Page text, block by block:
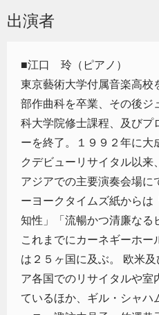
出演者
■江口 玲（ピアノ）
東京藝術大学付属音楽高校
部作曲科を卒業、その後ジ
科大学院修士課程、及びプ
ーを終了。１９９２年に大
クデビューリサイタル以来
アジアでの主要演奏会場に
ーヨークタイムズ紙からは
知性」「流暢かつ清廉なる
これまでにカーネギーホー
は２５ヶ国に及ぶ。 欧米
ア各国でのリサイタルや室
ているほか、ギル・シャハ